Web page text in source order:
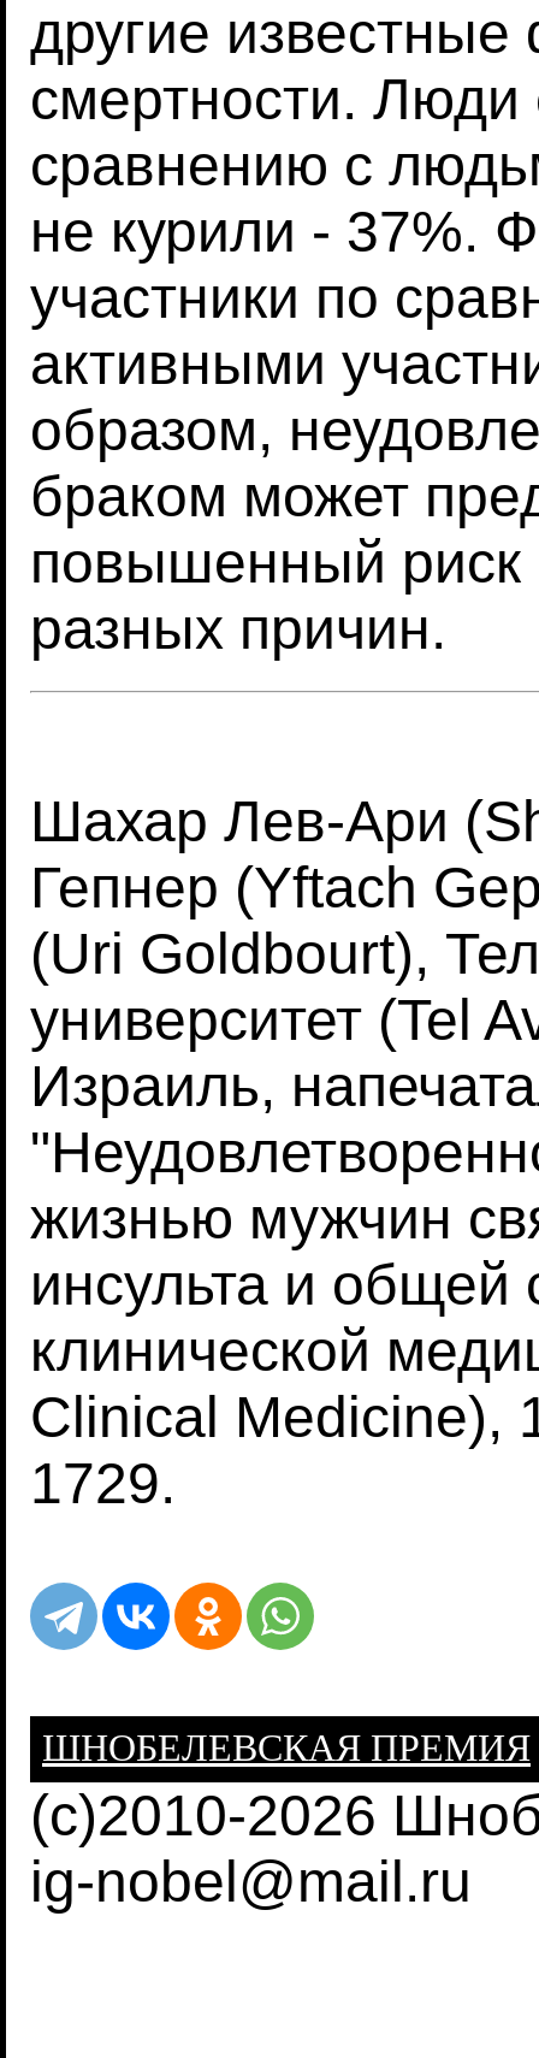
другие
смертности. Люди
сравнению с
не курили - 37%.
участники по
активными
образом,
браком может
повышенный риск
разных причин.
Шахар Лев-Ари
Гепнер (Yftach
(Uri Goldbourt),
университет (Tel
Израиль,
жизнью мужчин
инсульта и
клинической
Clinical Medicine),
1729.
ШНОБЕЛЕВСКАЯ ПРЕМИЯ
(c)2010-2026
ig-nobel@mail.ru